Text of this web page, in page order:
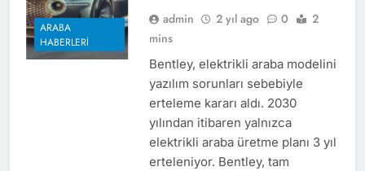
ARABA
HABERLERI
admin 2 yıl ago 0
2
mins
Bentley, elektrikli araba modelini
yazılım sorunları sebebiyle
erteleme kararı aldı. 2030
yılından itibaren yalnızca
elektrikli araba üretme planı 3 yıl
erteleniyor. Bentley, tam